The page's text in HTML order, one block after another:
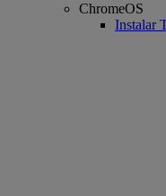
ChromeOS
Instalar